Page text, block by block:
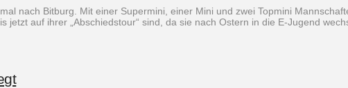
nach Bitburg. Mit einer Supermini, einer Mini und zwei Topmini
jetzt auf ihrer „Abschiedstour“ sind, da sie nach Ostern in die E-Jugend